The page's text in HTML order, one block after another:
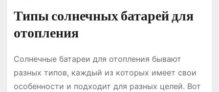
Типы солнечных батарей для
отопления
Солнечные батареи для отопления бывают
разных типов, каждый из которых имеет свои
особенности и подходит для разных целей. Вот